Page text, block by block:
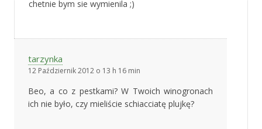
chetnie bym sie wymienila ;)
tarzynka
12 Październik 2012 o 13 h 16 min
Beo, a co z pestkami? W Twoich winogronach
ich nie było, czy mieliście schiacciatę plujkę?